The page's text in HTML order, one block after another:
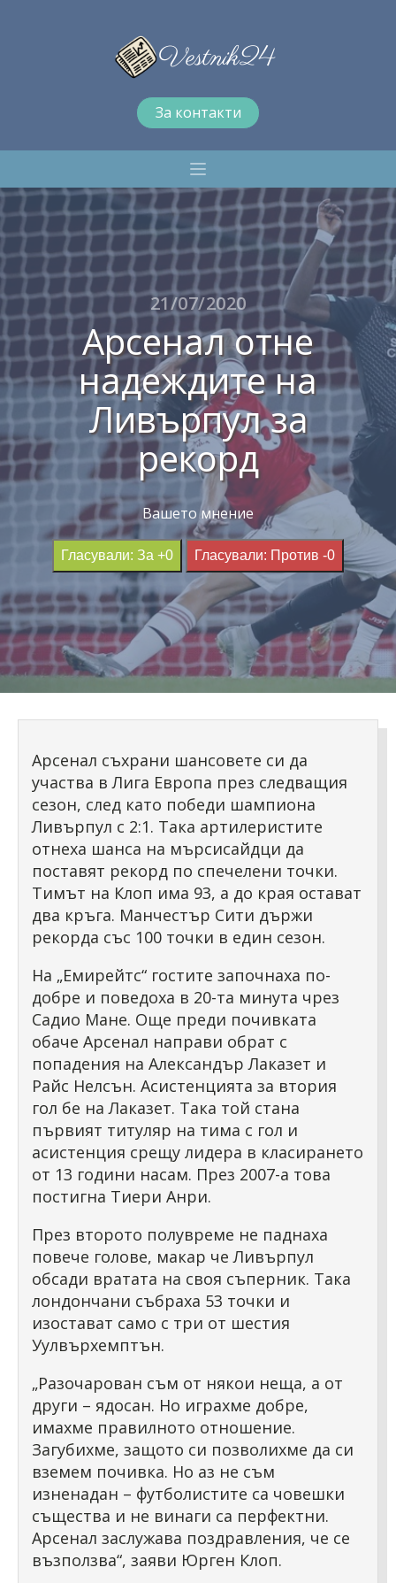
За контакти
21/07/2020
Арсенал отне
надеждите на
Ливърпул за
рекорд
Вашето мнение
Гласували: За +0 Гласували: Против -0
Арсенал съхрани шансовете си да
участва в Лига Европа през следващия
сезон, след като победи шампиона
Ливърпул с 2:1. Така артилеристите
отнеха шанса на мърсисайдци да
поставят рекорд по спечелени точки.
Тимът на Клоп има 93, а до края остават
два кръга. Манчестър Сити държи
рекорда със 100 точки в един сезон.
На „Емирейтс“ гостите започнаха по-
добре и поведоха в 20-та минута чрез
Садио Мане. Още преди почивката
обаче Арсенал направи обрат с
попадения на Александър Лаказет и
Райс Нелсън. Асистенцията за втория
гол бе на Лаказет. Така той стана
първият титуляр на тима с гол и
асистенция срещу лидера в класирането
от 13 години насам. През 2007-а това
постигна Тиери Анри.
През второто полувреме не паднаха
повече голове, макар че Ливърпул
обсади вратата на своя съперник. Така
лондончани събраха 53 точки и
изостават само с три от шестия
Уулвърхемптън.
„Разочарован съм от някои неща, а от
други – ядосан. Но играхме добре,
имахме правилното отношение.
Загубихме, защото си позволихме да си
вземем почивка. Но аз не съм
изненадан – футболистите са човешки
същества и не винаги са перфектни.
Арсенал заслужава поздравления, че се
възползва“, заяви Юрген Клоп.